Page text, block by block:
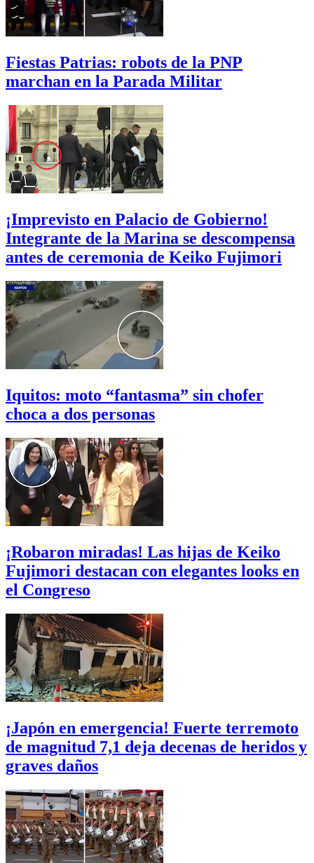
Fiestas Patrias: robots de la PNP
marchan en la Parada Militar
¡Imprevisto en Palacio de Gobierno!
Integrante de la Marina se descompensa
antes de ceremonia de Keiko Fujimori
Iquitos: moto “fantasma” sin chofer
choca a dos personas
¡Robaron miradas! Las hijas de Keiko
Fujimori destacan con elegantes looks en
el Congreso
¡Japón en emergencia! Fuerte terremoto
de magnitud 7,1 deja decenas de heridos y
graves daños